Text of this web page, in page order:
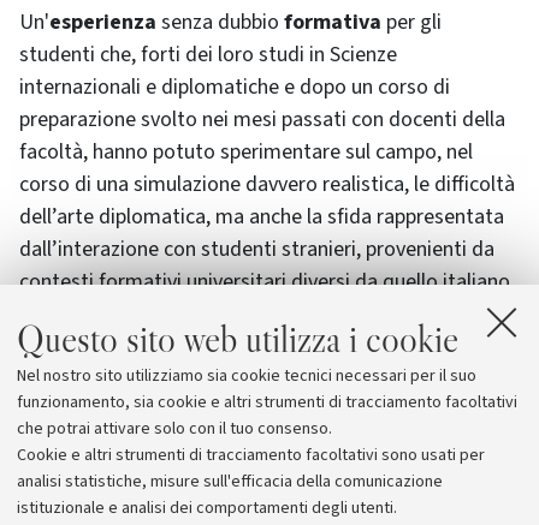
Questo sito web utilizza i cookie
Nel nostro sito utilizziamo sia cookie tecnici necessari per il suo
funzionamento, sia cookie e altri strumenti di tracciamento facoltativi
che potrai attivare solo con il tuo consenso.
Cookie e altri strumenti di tracciamento facoltativi sono usati per
analisi statistiche, misure sull'efficacia della comunicazione
istituzionale e analisi dei comportamenti degli utenti.
Un'esperienza senza dubbio formativa per gli
studenti che, forti dei loro studi in Scienze
internazionali e diplomatiche e dopo un corso di
preparazione svolto nei mesi passati con docenti della
facoltà, hanno potuto sperimentare sul campo, nel
corso di una simulazione davvero realistica, le difficoltà
dell’arte diplomatica, ma anche la sfida rappresentata
dall’interazione con studenti stranieri, provenienti da
contesti formativi universitari diversi da quello italiano,
Per ulteriori informazioni:
http://dept.kent.edu/cicp/natoconference/